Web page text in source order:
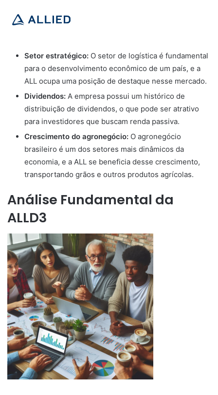
Setor estratégico: O setor de logística é fundamental
para o desenvolvimento econômico de um país, e a
ALL ocupa uma posição de destaque nesse mercado.
Dividendos: A empresa possui um histórico de
distribuição de dividendos, o que pode ser atrativo
para investidores que buscam renda passiva.
Crescimento do agronegócio: O agronegócio
brasileiro é um dos setores mais dinâmicos da
economia, e a ALL se beneficia desse crescimento,
transportando grãos e outros produtos agrícolas.
Análise Fundamental da
ALLD3